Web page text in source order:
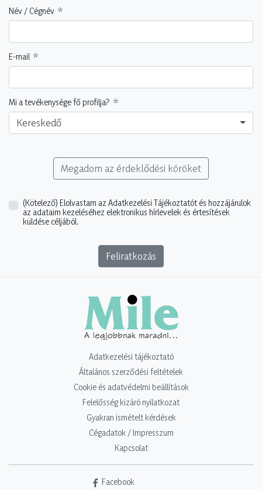
Név / Cégnév
E-mail
Mi a tevékenysége fő profilja?
Kereskedő
Megadom az érdeklődési köröket
(Kötelező) Elolvastam az Adatkezelési Tájékoztatót és hozzájárulok
az adataim kezeléséhez elektronikus hírlevelek és értesítések
küldése céljából.
Feliratkozás
Adatkezelési tájékoztató
Általános szerződési feltételek
Cookie és adatvédelmi beállítások
Felelősség kizáró nyilatkozat
Gyakran ismételt kérdések
Cégadatok / Impresszum
Kapcsolat
Facebook